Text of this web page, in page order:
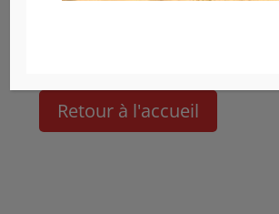
Retour à l'accueil